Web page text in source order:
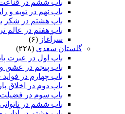
باب ششم در
باب نهم در توبه و
باب هشتم در شکر
باب هفتم در عالم
سرآغاز (۶)
گلستان سعدی (۲۲۸)
باب اول در عبرت
باب پنجم در عشق
باب چهارم در
باب دوم در اخلاق
باب سوم در
باب ششم در